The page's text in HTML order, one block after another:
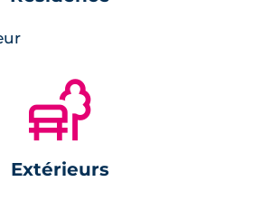
🌲
Extérieurs